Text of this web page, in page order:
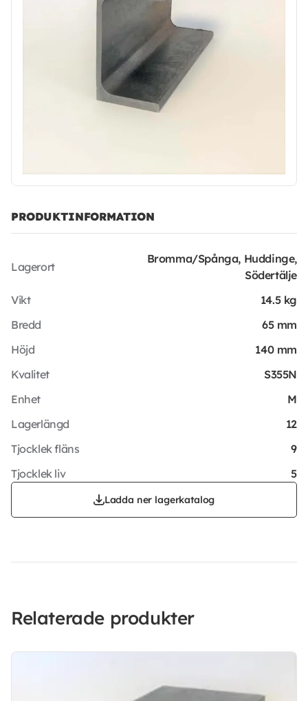
PRODUKTINFORMATION
Lagerort
Bromma/Spånga, Huddinge,
Södertälje
Vikt
14.5 kg
Bredd
65 mm
Höjd
140 mm
Kvalitet
S355N
Enhet
M
Lagerlängd
12
Tjocklek fläns
9
Tjocklek liv
5
Ladda ner lagerkatalog
Relaterade produkter